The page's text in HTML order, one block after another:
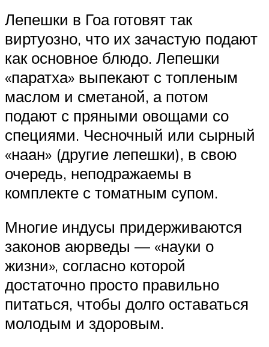
Лепешки в Гоа готовят так
виртуозно, что их зачастую подают
как основное блюдо. Лепешки
«паратха» выпекают с топленым
маслом и сметаной, а потом
подают с пряными овощами со
специями. Чесночный или сырный
«наан» (другие лепешки), в свою
очередь, неподражаемы в
комплекте с томатным супом.
Многие индусы придерживаются
законов аюрведы — «науки о
жизни», согласно которой
достаточно просто правильно
питаться, чтобы долго оставаться
молодым и здоровым.